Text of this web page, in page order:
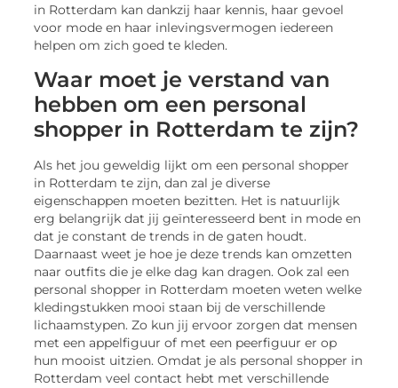
in Rotterdam kan dankzij haar kennis, haar gevoel
voor mode en haar inlevingsvermogen iedereen
helpen om zich goed te kleden.
Waar moet je verstand van
hebben om een personal
shopper in Rotterdam te zijn?
Als het jou geweldig lijkt om een personal shopper
in Rotterdam te zijn, dan zal je diverse
eigenschappen moeten bezitten. Het is natuurlijk
erg belangrijk dat jij geïnteresseerd bent in mode en
dat je constant de trends in de gaten houdt.
Daarnaast weet je hoe je deze trends kan omzetten
naar outfits die je elke dag kan dragen. Ook zal een
personal shopper in Rotterdam moeten weten welke
kledingstukken mooi staan bij de verschillende
lichaamstypen. Zo kun jij ervoor zorgen dat mensen
met een appelfiguur of met een peerfiguur er op
hun mooist uitzien. Omdat je als personal shopper in
Rotterdam veel contact hebt met verschillende